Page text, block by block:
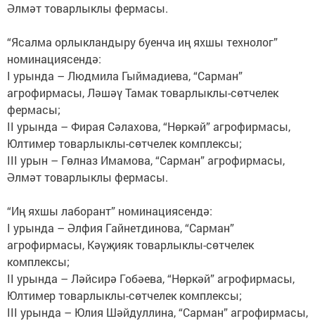
Әлмәт товарлыклы фермасы.
“Ясалма орлыкландыру буенча иң яхшы технолог”
номинациясендә:
I урында – Людмила Гыймадиева, “Сарман”
агрофирмасы, Ләшәү Тамак товарлыклы-сөтчелек
фермасы;
II урында – Фирая Сәлахова, “Нөркәй” агрофирмасы,
Юлтимер товарлыклы-сөтчелек комплексы;
III урын – Гөлназ Имамова, “Сарман” агрофирмасы,
Әлмәт товарлыклы фермасы.
“Иң яхшы лаборант” номинациясендә:
I урында – Әлфия Гайнетдинова, “Сарман”
агрофирмасы, Кәүҗияк товарлыклы-сөтчелек
комплексы;
II урында – Ләйсирә Гобәева, “Нөркәй” агрофирмасы,
Юлтимер товарлыклы-сөтчелек комплексы;
III урында – Юлия Шәйдуллина, “Сарман” агрофирмасы,